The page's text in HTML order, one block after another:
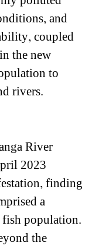
and
coupled
the new
to
rivers.
River
2023
finding
a
fish population.
the